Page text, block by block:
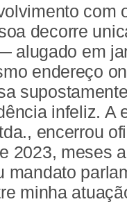
com
decorre
alugado em
endereço
infeliz. A
encerrou
2023, meses
mandato
minha